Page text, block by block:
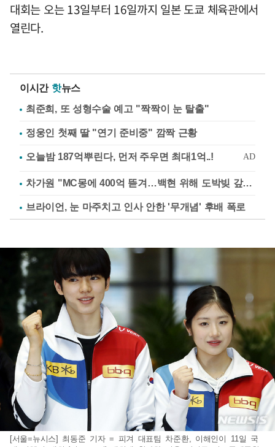
대회는 오는 13일부터 16일까지 일본 도쿄 체육관에서
열린다.
이시간 핫뉴스
최준희, 또 성형수술 예고 "짝짝이 눈 탈출"
정웅인 첫째 딸 "연기 준비중" 깜짝 근황
차가원 "MC몽에 400억 뜯겨…백현 위해 도박빚 갚아줘"
브라이언, 눈 마주치고 인사 안한 '무개념' 후배 폭로
[서울=뉴시스] 최동준 기자 = 피겨 대표팀 차준환, 이해인이 11일 국